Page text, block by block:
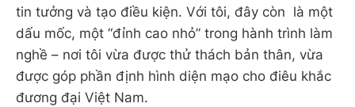
tin tưởng và tạo điều kiện. Với tôi, đây còn là một
dấu mốc, một “đỉnh cao nhỏ” trong hành trình làm
nghề – nơi tôi vừa được thử thách bản thân, vừa
được góp phần định hình diện mạo cho điêu khắc
đương đại Việt Nam.